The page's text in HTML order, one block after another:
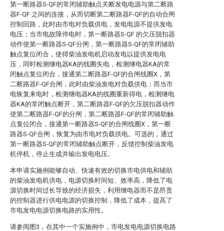
第一断路器S-QF的常闭辅助触点关断发电电源与第二断路
器F-QF 之间的连接，从而切断第二断路器F-QF的自动合闸
控制回路，此时由市电对负载供电，发电电源不提供发电
电压；当市电故障停电时，第一断路器S-QF 的欠压脱扣器
动作使第一断路器S-QF分闸，第一断路器S-QF的常闭辅助
触点复位闭合，使得柴油发电机启动发电以提供发电电
压，同时检测继电器KA的线圈失电，检测继电器KA的常
闭触点复位闭合，接通第二断路器F-QF的合闸线圈X，第
二断路器F-QF合闸，此时由柴油发电对负载供电；而当市
电恢复来电时，检测继电器KA的线圈重新得电，检测继电
器KA的常闭触点断开，第二断路器F-QF的欠压脱扣器动作
使第二断路器F-QF的分闸，第二断路器F-QF的常闭辅助触
点复位闭合，接通第一断路器S-QF的合闸线圈X，第一断
路器S-QF合闸，恢复为由市电对负载供电。可选的，通过
第一断路器S-QF的常闭辅助触点断开，反馈控制柴油发电
机停机，停止生成并输出发电电压。
本申请实施例能够自动、快速有效的切换市电供电和辅助
的柴油发电机供电，电源切换时间短、效率高，降低了电
源切换时间过长导致的经济损失，利用继电器而不是昂贵
的控制器进行供电电源的切换控制，降低了成本，提高了
市电发电电源切换电路的实用性。
请参阅图3，在其中一个实施例中，市电发电电源切换电路